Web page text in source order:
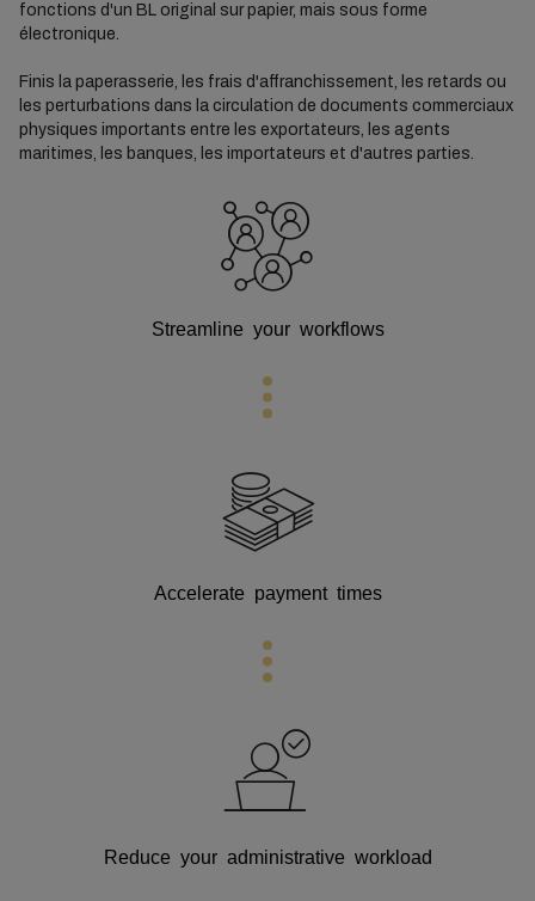
fonctions d'un BL original sur papier, mais sous forme
électronique.
Finis la paperasserie, les frais d'affranchissement, les retards ou
les perturbations dans la circulation de documents commerciaux
physiques importants entre les exportateurs, les agents
maritimes, les banques, les importateurs et d'autres parties.
Streamline your workflows
Accelerate payment times
Reduce your administrative workload